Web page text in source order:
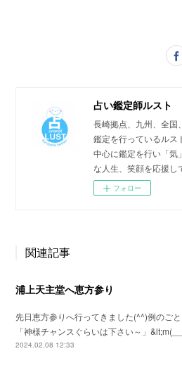
占い鑑定師ルスト
長崎拠点、九州、全国
鑑定を行っているルス
中心に鑑定を行い「気
な人生、笑顔を応援し
フォロー
関連記事
浦上天主堂へ恵方参り
先日恵方参りへ行ってきました(^^)例のごと
「神様チャンスぐらいは下さい～」
2024.02.08 12:33